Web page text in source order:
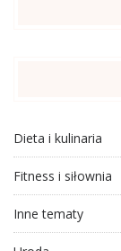
Dieta i kulinaria
Fitness i siłownia
Inne tematy